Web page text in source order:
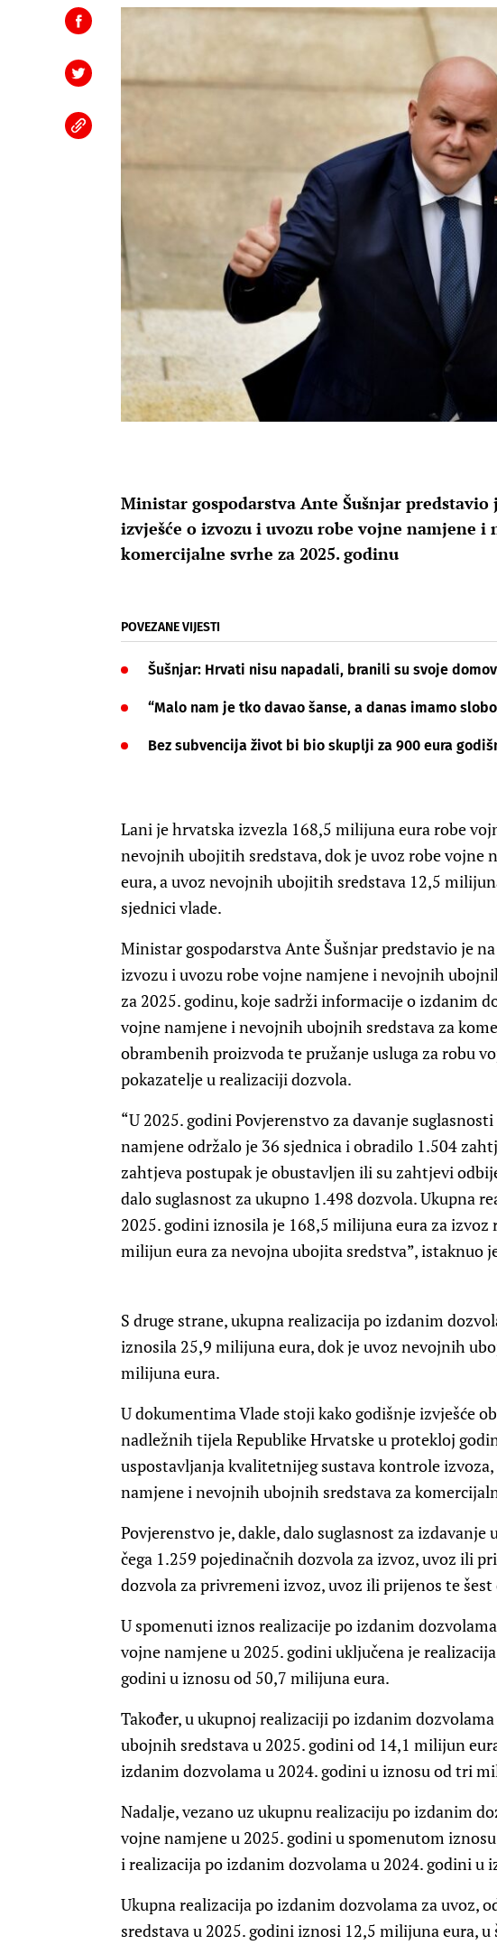
Ministar gospodarstva Ante Šušnjar
izvješće o izvozu i uvozu robe vojne namjene
komercijalne svrhe za 2025. godinu
POVEZANE VIJESTI
Šušnjar: Hrvati nisu napadali, branili su svoje
“Malo nam je tko davao šanse, a danas imamo
Bez subvencija život bi bio skuplji za 900 eura
Lani je hrvatska izvezla 168,5 milijuna eura robe
nevojnih ubojitih sredstava, dok je uvoz robe vojne
eura, a uvoz nevojnih ubojitih sredstava 12,5
sjednici vlade.
Ministar gospodarstva Ante Šušnjar predstavio je
izvozu i uvozu robe vojne namjene i nevojnih
za 2025. godinu, koje sadrži informacije o izdanim
vojne namjene i nevojnih ubojnih sredstava za
obrambenih proizvoda te pružanje usluga za robu
pokazatelje u realizaciji dozvola.
“U 2025. godini Povjerenstvo za davanje
namjene održalo je 36 sjednica i obradilo 1.504
zahtjeva postupak je obustavljen ili su zahtjevi
dalo suglasnost za ukupno 1.498 dozvola. Ukupna
2025. godini iznosila je 168,5 milijuna eura za izvoz
milijun eura za nevojna ubojita sredstva”, istaknuo
S druge strane, ukupna realizacija po izdanim
iznosila 25,9 milijuna eura, dok je uvoz nevojnih
milijuna eura.
U dokumentima Vlade stoji kako godišnje izvješće
nadležnih tijela Republike Hrvatske u protekloj
uspostavljanja kvalitetnijeg sustava kontrole
namjene i nevojnih ubojnih sredstava za
Povjerenstvo je, dakle, dalo suglasnost za izdavanje
čega 1.259 pojedinačnih dozvola za izvoz, uvoz ili
dozvola za privremeni izvoz, uvoz ili prijenos te šest
U spomenuti iznos realizacije po izdanim
vojne namjene u 2025. godini uključena je
godini u iznosu od 50,7 milijuna eura.
Također, u ukupnoj realizaciji po izdanim
ubojnih sredstava u 2025. godini od 14,1 milijun
izdanim dozvolama u 2024. godini u iznosu od tri
Nadalje, vezano uz ukupnu realizaciju po izdanim
vojne namjene u 2025. godini u spomenutom
i realizacija po izdanim dozvolama u 2024. godini u
Ukupna realizacija po izdanim dozvolama za uvoz,
sredstava u 2025. godini iznosi 12,5 milijuna eura,